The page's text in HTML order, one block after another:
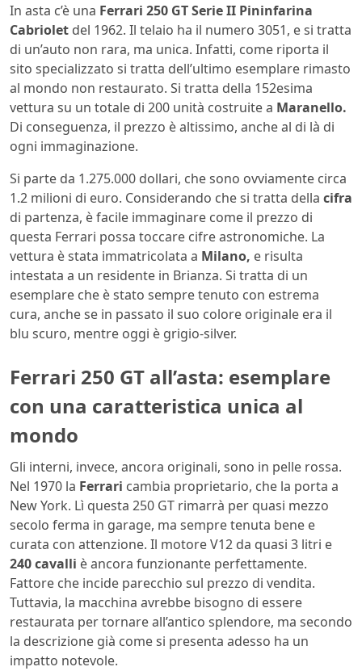
In asta c’è una Ferrari 250 GT Serie II Pininfarina
Cabriolet del 1962. Il telaio ha il numero 3051, e si tratta
di un’auto non rara, ma unica. Infatti, come riporta il
sito specializzato si tratta dell’ultimo esemplare rimasto
al mondo non restaurato. Si tratta della 152esima
vettura su un totale di 200 unità costruite a Maranello.
Di conseguenza, il prezzo è altissimo, anche al di là di
ogni immaginazione.
Si parte da 1.275.000 dollari, che sono ovviamente circa
1.2 milioni di euro. Considerando che si tratta della cifra
di partenza, è facile immaginare come il prezzo di
questa Ferrari possa toccare cifre astronomiche. La
vettura è stata immatricolata a Milano, e risulta
intestata a un residente in Brianza. Si tratta di un
esemplare che è stato sempre tenuto con estrema
cura, anche se in passato il suo colore originale era il
blu scuro, mentre oggi è grigio-silver.
Ferrari 250 GT all’asta: esemplare
con una caratteristica unica al
mondo
Gli interni, invece, ancora originali, sono in pelle rossa.
Nel 1970 la Ferrari cambia proprietario, che la porta a
New York. Lì questa 250 GT rimarrà per quasi mezzo
secolo ferma in garage, ma sempre tenuta bene e
curata con attenzione. Il motore V12 da quasi 3 litri e
240 cavalli è ancora funzionante perfettamente.
Fattore che incide parecchio sul prezzo di vendita.
Tuttavia, la macchina avrebbe bisogno di essere
restaurata per tornare all’antico splendore, ma secondo
la descrizione già come si presenta adesso ha un
impatto notevole.